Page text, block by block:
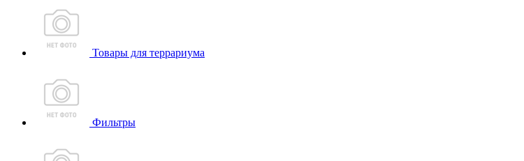
Товары для террариума
Фильтры